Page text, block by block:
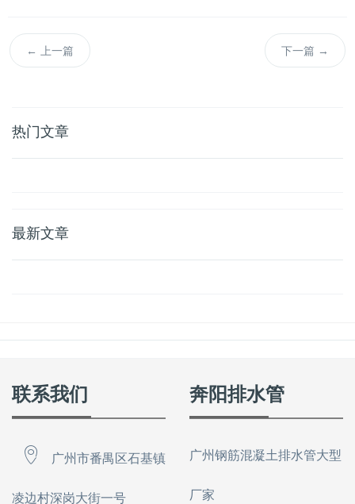
← 上一篇 下一篇 →
热门文章
最新文章
联系我们
广州市番禺区石基镇
凌边村深岗大街一号
奔阳排水管
广州钢筋混凝土排水管大型
厂家